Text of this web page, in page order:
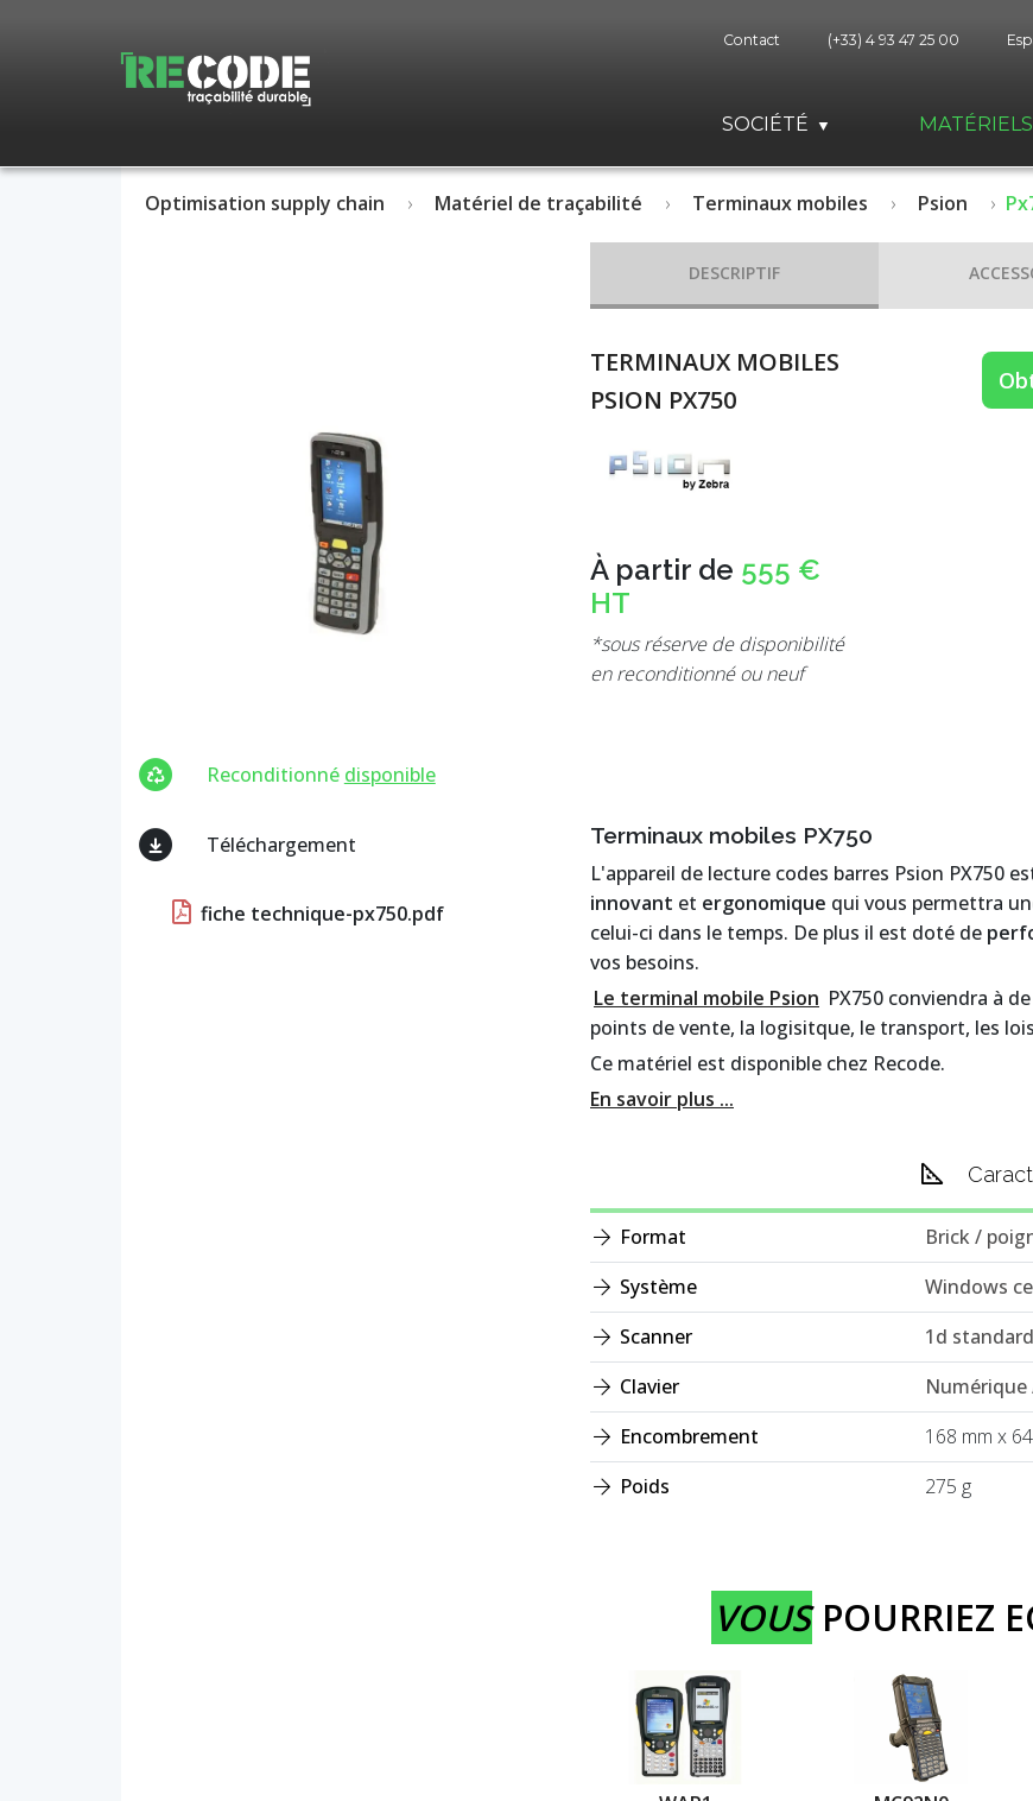
Contact (+33) 4 93 47 25 00
SOCIÉTÉ MATÉRIELS
Optimisation supply chain Matériel de traçabilité Terminaux mobiles Psion
Reconditionné disponible
Téléchargement
fiche technique-px750.pdf
DESCRIPTIF
TERMINAUX MOBILES
PSION PX750
À partir de 555 €
HT
*sous réserve de disponibilité
en reconditionné ou neuf
Terminaux mobiles PX750
L'appareil de lecture codes barres Psion PX750
innovant et ergonomique qui vous permettra
celui-ci dans le temps. De plus il est doté de
vos besoins.
Le terminal mobile Psion PX750 conviendra à de
points de vente, la logisitque, le transport, les
Ce matériel est disponible chez Recode.
En savoir plus ...
Format
Brick /
Système
Windows
Scanner
1d standard
Clavier
Encombrement
168 mm x
Poids
275 g
VOUSPOURRIEZ